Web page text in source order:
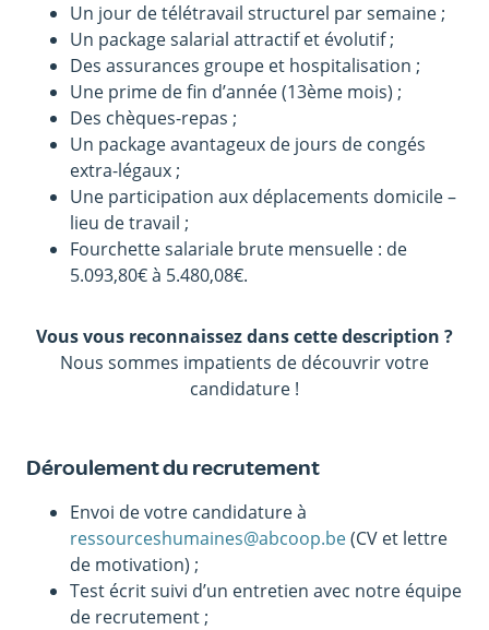
Un jour de télétravail structurel par semaine ;
Un package salarial attractif et évolutif ;
Des assurances groupe et hospitalisation ;
Une prime de fin d’année (13ème mois) ;
Des chèques-repas ;
Un package avantageux de jours de congés
extra-légaux ;
Une participation aux déplacements domicile –
lieu de travail ;
Fourchette salariale brute mensuelle : de
5.093,80€ à 5.480,08€.
Vous vous reconnaissez dans cette description ?
Nous sommes impatients de découvrir votre
candidature !
Déroulement du recrutement
Envoi de votre candidature à
ressourceshumaines@abcoop.be(CV et lettre
de motivation) ;
Test écrit suivi d’un entretien avec notre équipe
de recrutement ;